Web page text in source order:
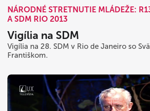
NÁRODNÉ STRETNUTIE MLÁDEŽE:
A SDM RIO 2013
Vigília na SDM
Vigília na 28. SDM v Rio de Janeiro so
Františkom.